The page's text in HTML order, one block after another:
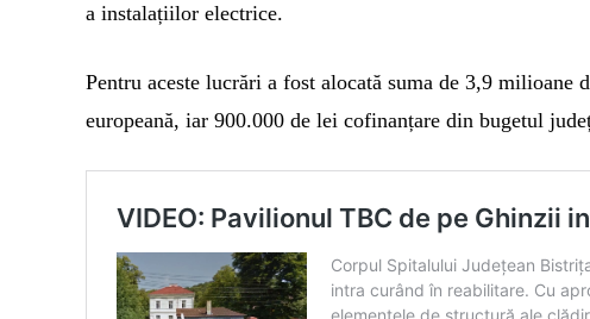
a instalațiilor electrice.
Pentru aceste lucrări a fost alocată suma de 3,9
europeană, iar 900.000 de lei cofinanțare din bugetul